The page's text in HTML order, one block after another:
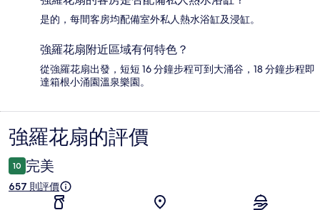
是的，每間客房均配備室外私人熱水浴缸及浸缸。
強羅花扇附近區域有何特色？
從強羅花扇出發，短短 16 分鐘步程可到大涌谷，18 分鐘步程即
達箱根小涌園溫泉樂園。
評
價
強羅花扇的評價
10 完美
657 則評價